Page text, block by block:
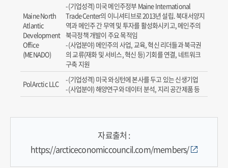
Maine North
Atlantic
Development
Office
(MENADO)
(기업성격) 미국 메인주정부 Maine International
Trade Center의 이니셔티브로 2013년 설립. 북대서양지
역과 메인주 간 무역 및 투자를 활성화시키고, 메인주의
북극정책 개발이 주요 목적임
(사업분야) 메인주의 사업, 교육, 혁신 리더들과 북극권
의 교류(재화 및 서비스, 혁신 등) 기회를 연결, 네트워크
구축 지원
PolArctic LLC
(기업성격) 미국 와싱턴에 본사를 두고 있는 신생기업
(사업분야) 해양연구와 데이터 분석, 지리 공간제품 등
자료출처 :
https://arcticeconomiccouncil.com/members/